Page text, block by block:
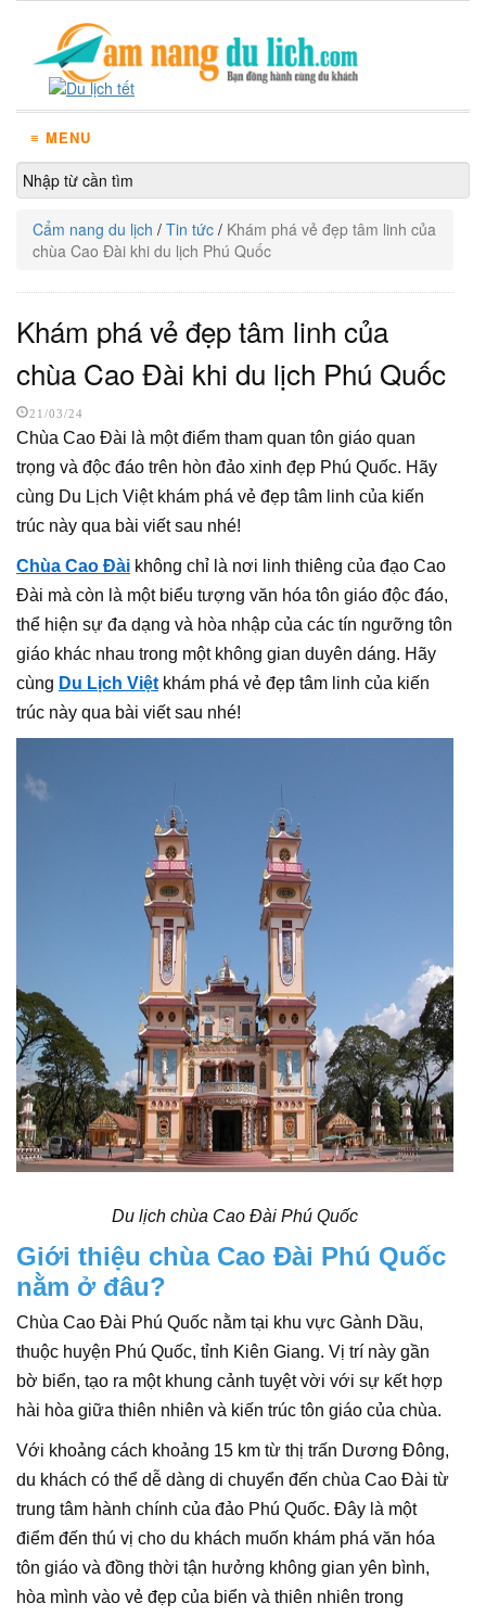
≡ MENU
Cẩm nang du lịch / Tin tức / Khám phá vẻ đẹp tâm linh của
chùa Cao Đài khi du lịch Phú Quốc
Khám phá vẻ đẹp tâm linh của
chùa Cao Đài khi du lịch Phú Quốc
21/03/24
Chùa Cao Đài là một điểm tham quan tôn giáo quan
trọng và độc đáo trên hòn đảo xinh đẹp Phú Quốc. Hãy
cùng Du Lịch Việt khám phá vẻ đẹp tâm linh của kiến
trúc này qua bài viết sau nhé!
Chùa Cao Đài không chỉ là nơi linh thiêng của đạo Cao
Đài mà còn là một biểu tượng văn hóa tôn giáo độc đáo,
thể hiện sự đa dạng và hòa nhập của các tín ngưỡng tôn
giáo khác nhau trong một không gian duyên dáng. Hãy
cùng Du Lịch Việt khám phá vẻ đẹp tâm linh của kiến
trúc này qua bài viết sau nhé!
Du lịch chùa Cao Đài Phú Quốc
Giới thiệu chùa Cao Đài Phú Quốc
nằm ở đâu?
Chùa Cao Đài Phú Quốc nằm tại khu vực Gành Dầu,
thuộc huyện Phú Quốc, tỉnh Kiên Giang. Vị trí này gần
bờ biển, tạo ra một khung cảnh tuyệt vời với sự kết hợp
hài hòa giữa thiên nhiên và kiến trúc tôn giáo của chùa.
Với khoảng cách khoảng 15 km từ thị trấn Dương Đông,
du khách có thể dễ dàng di chuyển đến chùa Cao Đài từ
trung tâm hành chính của đảo Phú Quốc. Đây là một
điểm đến thú vị cho du khách muốn khám phá văn hóa
tôn giáo và đồng thời tận hưởng không gian yên bình,
hòa mình vào vẻ đẹp của biển và thiên nhiên trong